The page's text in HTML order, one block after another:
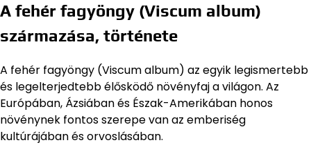
A fehér fagyöngy (Viscum album)
származása, története
A fehér fagyöngy (Viscum album) az egyik legismertebb
és legelterjedtebb élősködő növényfaj a világon. Az
Európában, Ázsiában és Észak-Amerikában honos
növénynek fontos szerepe van az emberiség
kultúrájában és orvoslásában.